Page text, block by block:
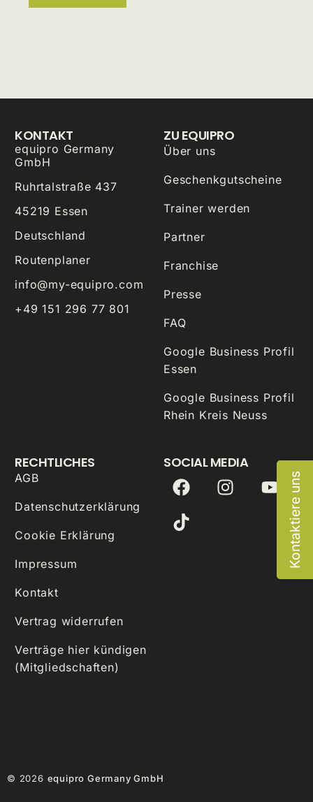
KONTAKT
equipro Germany
GmbH
Ruhrtalstraße 437
45219 Essen
Deutschland
Routenplaner
info@my-equipro.com
+49 151 296 77 801
ZU EQUIPRO
Über uns
Geschenkgutscheine
Trainer werden
Partner
Franchise
Presse
FAQ
Google Business Profil
Essen
Google Business Profil
Rhein Kreis Neuss
RECHTLICHES
AGB
Datenschutzerklärung
Cookie Erklärung
Impressum
Kontakt
Vertrag widerrufen
Verträge hier kündigen
(Mitgliedschaften)
SOCIAL MEDIA
© 2026 equipro Germany GmbH
Kontaktiere uns